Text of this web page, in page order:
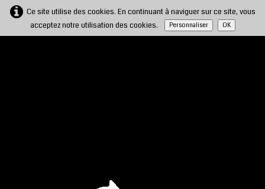
Ce site utilise des cookies. En continuant à naviguer sur ce site, vous
acceptez notre utilisation des cookies.
Personnaliser OK